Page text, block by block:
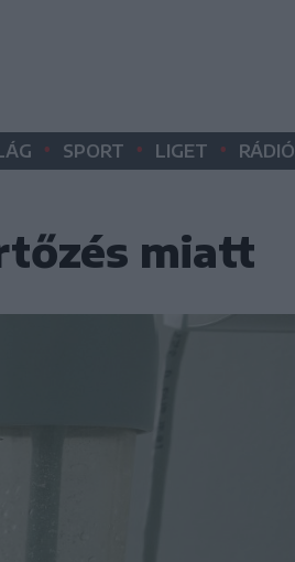
• SPORT • LIGET • RÁDIÓ
miatt